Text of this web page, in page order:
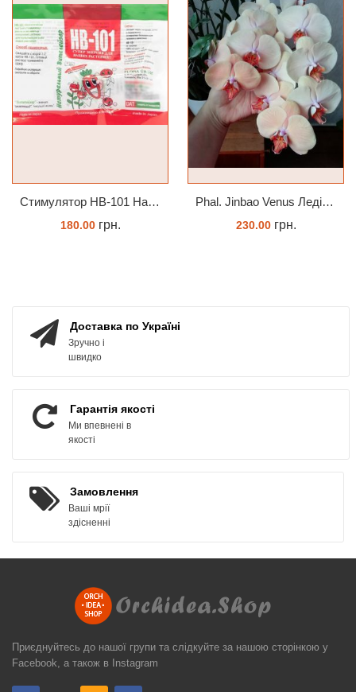
Стимулятор HB-101 Натуральний віталайзер 6 мл
180.00грн.
Phal. Jinbao Venus Леді Мармелад 1.7 (торфстакан)
230.00грн.
Доставка по Україні
Зручно і
швидко
Гарантія якості
Ми впевнені в
якості
Замовлення
Ваші мрії
здісненні
Приєднуйтесь до нашої групи та слідкуйте за нашою сторінкою у
Facebook, а також в Instagram